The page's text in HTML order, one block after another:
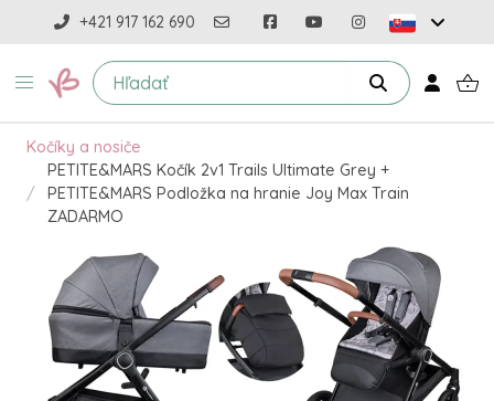
+421 917 162 690
Kočíky a nosiče
PETITE&MARS Kočík 2v1 Trails Ultimate Grey +
PETITE&MARS Podložka na hranie Joy Max Train
ZADARMO